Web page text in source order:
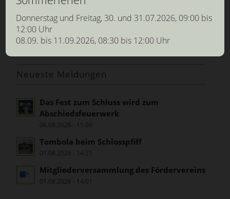
Neueste Meldungen
Das Fest zum Schluss wird zum
Abschiedsfeuerwerk
06.08.2026 - 15:09
Tombola beim Schlosspfiff
01.08.2026 - 14:21
Mitgliederversammlung des Fördervereins
01.08.2026 - 14:01
Donnerstag und Freitag, 30. und 31.07.2026, 09:00 bis
12:00 Uhr
08.09. bis 11.09.2026, 08:30 bis 12:00 Uhr